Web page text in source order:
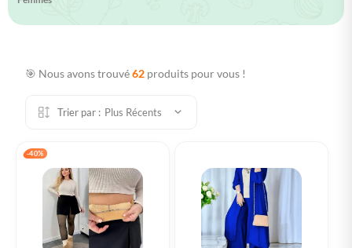
🎯 Nous avons trouvé62 produits pour vous !
Trier par : Plus Récents
-40%